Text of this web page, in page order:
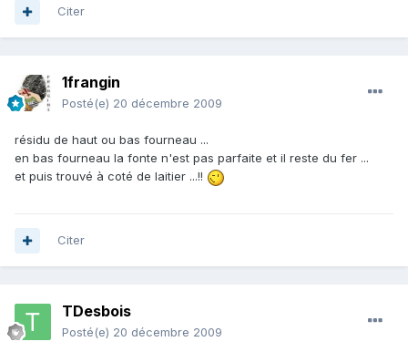
Citer
1frangin
Posté(e) 20 décembre 2009
résidu de haut ou bas fourneau ...
en bas fourneau la fonte n'est pas parfaite et il reste du fer ...
et puis trouvé à coté de laitier ...!!
Citer
TDesbois
Posté(e) 20 décembre 2009